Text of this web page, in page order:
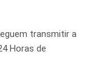
transmitir a
Horas de